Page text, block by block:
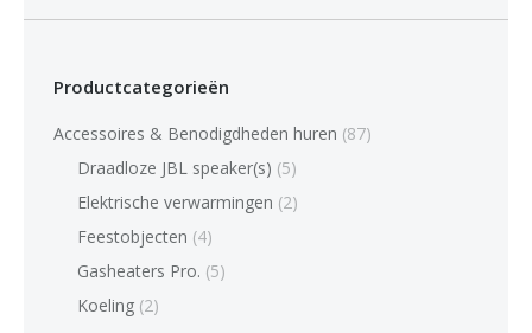
Productcategorieën
Accessoires & Benodigdheden huren (87)
Draadloze JBL speaker(s) (5)
Elektrische verwarmingen (2)
Feestobjecten (4)
Gasheaters Pro. (5)
Koeling (2)